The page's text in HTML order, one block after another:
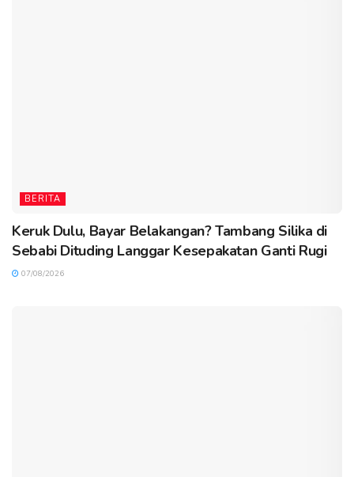
BERITA
Keruk Dulu, Bayar Belakangan? Tambang Silika di
Sebabi Dituding Langgar Kesepakatan Ganti Rugi
07/08/2026